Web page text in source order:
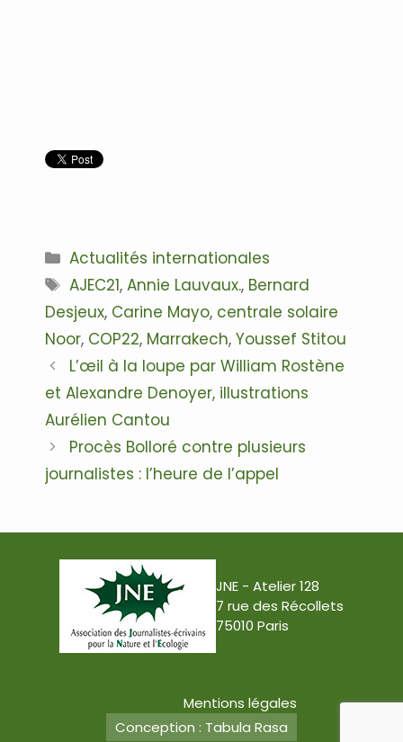
Catégories
Actualités internationales
Étiquettes
AJEC21,Annie Lauvaux., Bernard
Desjeux, Carine Mayo, centrale solaire
Noor, COP22, Marrakech, Youssef Stitou
Navigation
des
L’œil à la loupe par William Rostène
et Alexandre Denoyer, illustrations
Aurélien Cantou
Procès Bolloré contre plusieurs
journalistes : l’heure de l’appel
JNE - Atelier 128
7 rue des Récollets
75010 Paris
Mentions légales
Conception : Tabula Rasa